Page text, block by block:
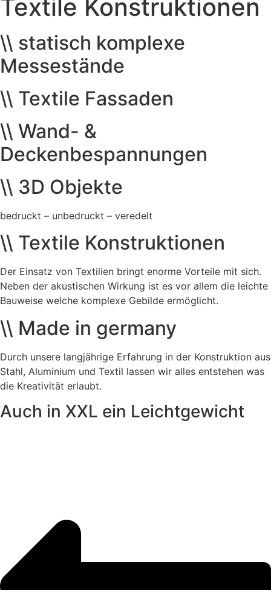
Textile Konstruktionen
\\ statisch komplexe
Messestände
\\ Textile Fassaden
\\ Wand- &
Deckenbespannungen
\\ 3D Objekte
bedruckt – unbedruckt – veredelt
\\ Textile Konstruktionen
Der Einsatz von Textilien bringt enorme Vorteile mit sich.
Neben der akustischen Wirkung ist es vor allem die leichte
Bauweise welche komplexe Gebilde ermöglicht.
\\ Made in germany
Durch unsere langjährige Erfahrung in der Konstruktion aus
Stahl, Aluminium und Textil lassen wir alles entstehen was
die Kreativität erlaubt.
Auch in XXL ein Leichtgewicht